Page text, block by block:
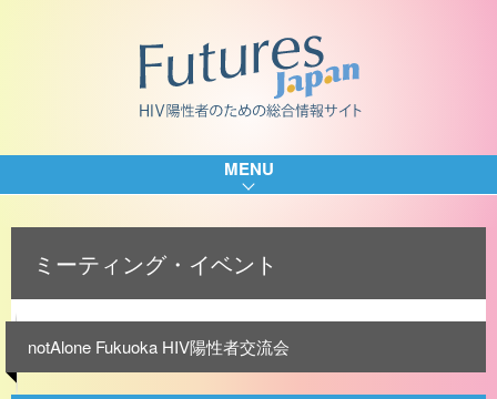
MENU
ミーティング・イベント
notAlone Fukuoka HIV陽性者交流会